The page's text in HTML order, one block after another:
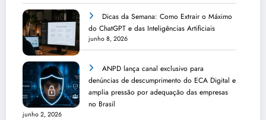
Dicas da Semana: Como Extrair o Máximo
do ChatGPT e das Inteligências Artificiais
junho 8, 2026
ANPD lança canal exclusivo para
denúncias de descumprimento do ECA Digital e
amplia pressão por adequação das empresas
no Brasil
junho 2, 2026